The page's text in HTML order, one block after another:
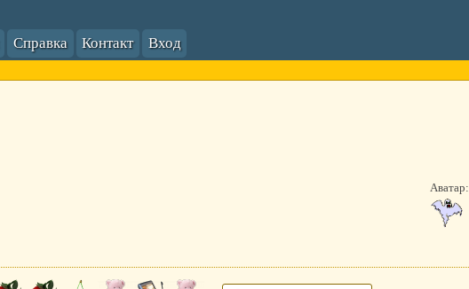
Справка Контакт Вход
Аватар: